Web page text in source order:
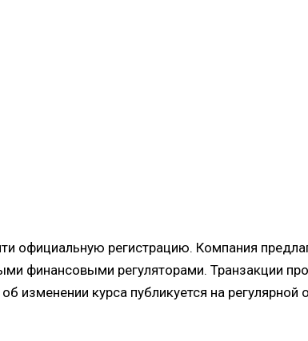
официальную регистрацию. Компания
финансовыми регуляторами. Транзакции
курса публикуется на регулярной